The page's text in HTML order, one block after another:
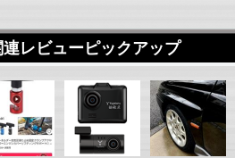
連レビューピックアップ